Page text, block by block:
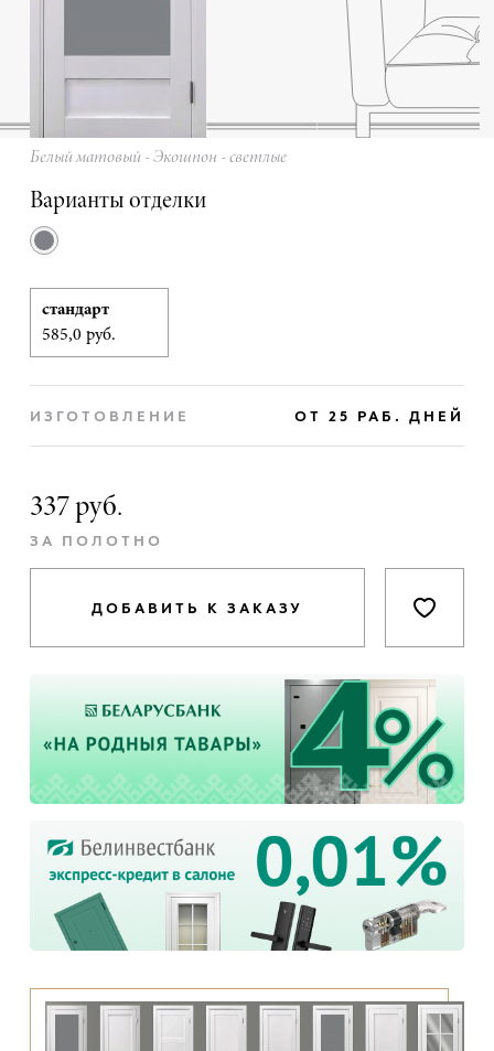
ИЗГОТОВЛЕНИЕ ОТ 25 РАБ. ДНЕЙ
337 руб.
ЗА ПОЛОТНО
ДОБАВИТЬ К ЗАКАЗУ
Белый матовый - Экошпон - светлые
Варианты отделки
стандарт
585,0 руб.